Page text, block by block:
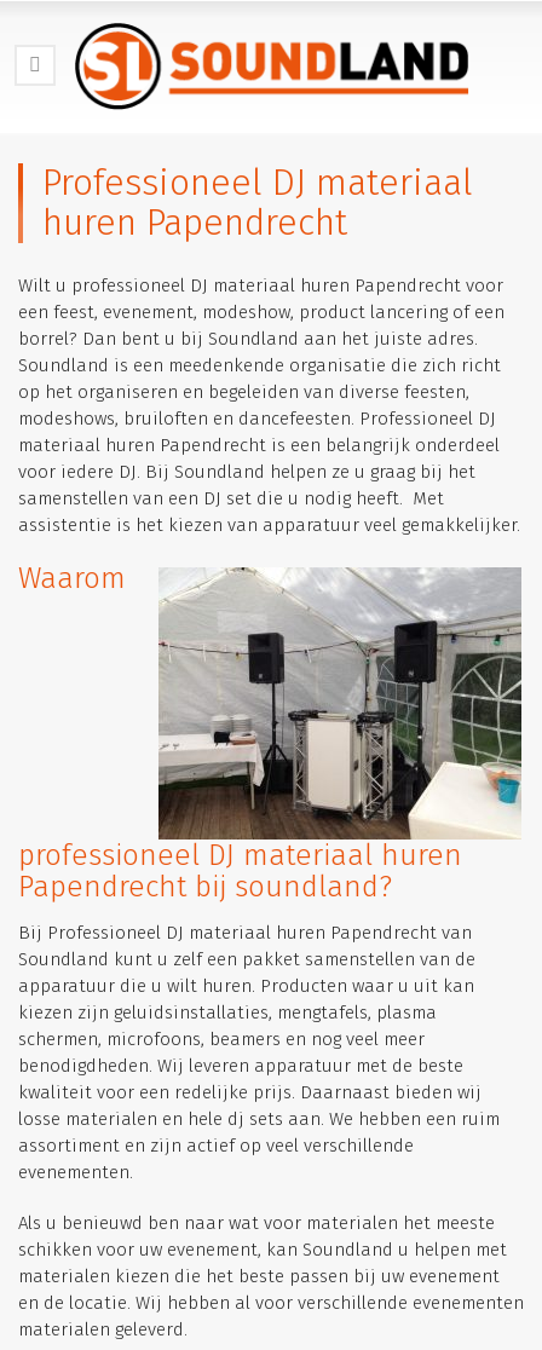
Professioneel DJ materiaal
huren Papendrecht
Wilt u professioneel DJ materiaal huren Papendrecht voor
een feest, evenement, modeshow, product lancering of een
borrel? Dan bent u bij Soundland aan het juiste adres.
Soundland is een meedenkende organisatie die zich richt
op het organiseren en begeleiden van diverse feesten,
modeshows, bruiloften en dancefeesten. Professioneel DJ
materiaal huren Papendrecht is een belangrijk onderdeel
voor iedere DJ. Bij Soundland helpen ze u graag bij het
samenstellen van een DJ set die u nodig heeft. Met
assistentie is het kiezen van apparatuur veel gemakkelijker.
Waarom
professioneel DJ materiaal huren
Papendrecht bij soundland?
Bij Professioneel DJ materiaal huren Papendrecht van
Soundland kunt u zelf een pakket samenstellen van de
apparatuur die u wilt huren. Producten waar u uit kan
kiezen zijn geluidsinstallaties, mengtafels, plasma
schermen, microfoons, beamers en nog veel meer
benodigdheden. Wij leveren apparatuur met de beste
kwaliteit voor een redelijke prijs. Daarnaast bieden wij
losse materialen en hele dj sets aan. We hebben een ruim
assortiment en zijn actief op veel verschillende
evenementen.
Als u benieuwd ben naar wat voor materialen het meeste
schikken voor uw evenement, kan Soundland u helpen met
materialen kiezen die het beste passen bij uw evenement
en de locatie. Wij hebben al voor verschillende evenementen
materialen geleverd.